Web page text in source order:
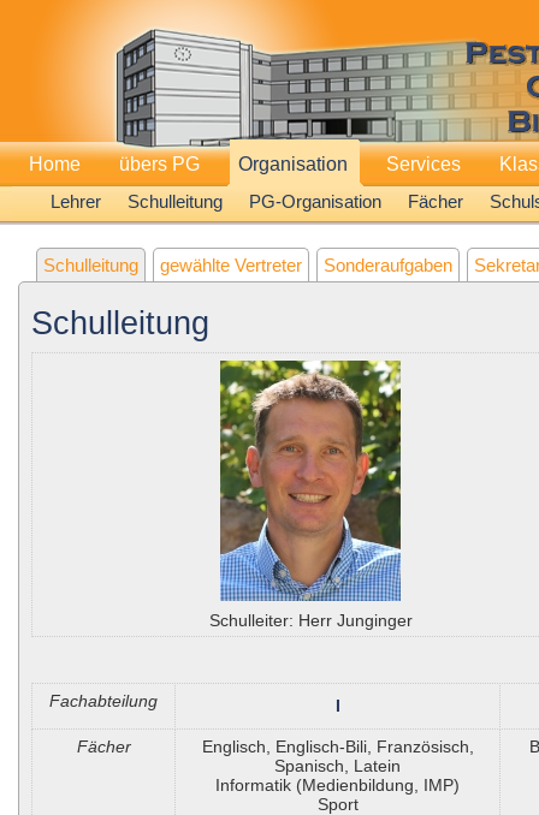
Home übers PG
Organisation
Lehrer
Schulleitung PG-Organisation Fächer
Services
Schulleitung gewählte Vertreter Sonderaufgaben
Schulleitung
Schulleiter: Herr Junginger
Fachabteilung I
Fächer
Englisch, Englisch-Bili, Französisch,
Spanisch, Latein
Informatik (Medienbildung, IMP)
Sport